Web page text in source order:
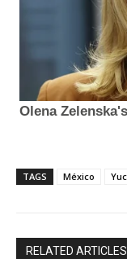
TAGS México
RELATED ARTICLES